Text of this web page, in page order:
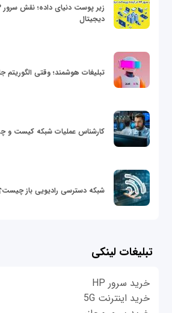
دیجیتال
تبلیغات هوشمند؛ وقتی الگوریتم
کارشناس عملیات شبکه کیست و
شبکه دسترسی رادیویی باز
تبلیغات لینکی
خرید سرور HP
خرید اینترنت 5G